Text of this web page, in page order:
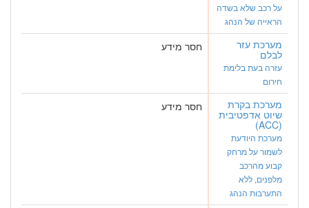
על רכב שלא בשדה
הראייה של הנהג
מערכת עזר
לבלם
עזרה בעת בלימת
חירום
חסר מידע
מערכת בקרת
שיוט אדפטיבית
(ACC)
מערכת היודעת
לשמור על מרחק
קבוע מהרכב
מלפנים, ללא
התערבות הנהג
חסר מידע